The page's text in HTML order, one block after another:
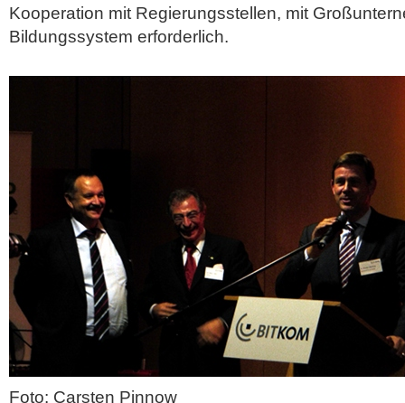
Kooperation mit Regierungsstellen, mit
Bildungssystem erforderlich.
Foto: Carsten Pinnow